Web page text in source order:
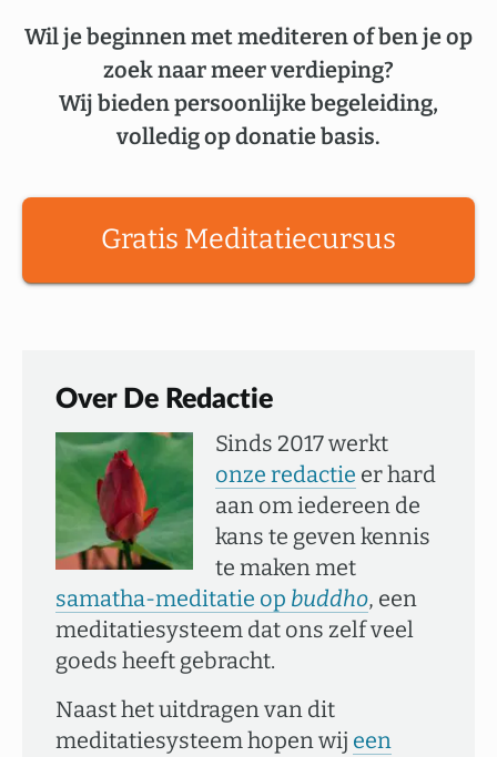
Wil je beginnen met mediteren of ben je op
zoek naar meer verdieping?
Wij bieden persoonlijke begeleiding,
volledig op donatie basis.
Gratis Meditatiecursus
Over De Redactie
Sinds 2017 werkt
onze redactie er hard
aan om iedereen de
kans te geven kennis
te maken met
samatha-meditatie op buddho, een
meditatiesysteem dat ons zelf veel
goeds heeft gebracht.
Naast het uitdragen van dit
meditatiesysteem hopen wij een